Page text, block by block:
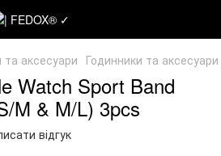
та аксесуари Годинники та
Watch Sport Band
M & M/L) 3pcs
відгук